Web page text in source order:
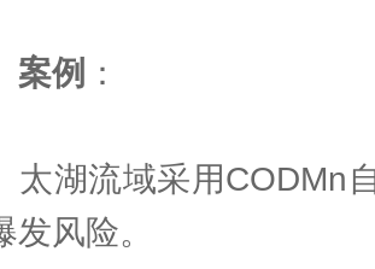
案例 ：
流域采用CODMn自
风险。